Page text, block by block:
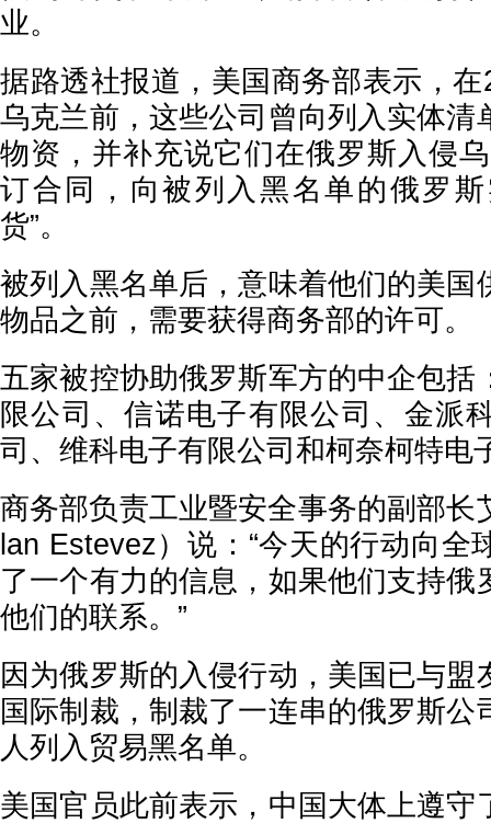
业。
据路透社报道，美国商务部表示，
乌克兰前，这些公司曾向列入实体清
物资，并补充说它们在俄罗斯入侵
订合同，向被列入黑名单的俄罗
货”。
被列入黑名单后，意味着他们的美国
物品之前，需要获得商务部的许可。
五家被控协助俄罗斯军方的中企包括
限公司、信诺电子有限公司、金派
司、维科电子有限公司和柯奈柯特电
商务部负责工业暨安全事务的副部长
lan Estevez）说：“今天的行动向全
了一个有力的信息，如果他们支持俄
他们的联系。”
因为俄罗斯的入侵行动，美国已与盟
国际制裁，制裁了一连串的俄罗斯公
人列入贸易黑名单。
美国官员此前表示，中国大体上遵守